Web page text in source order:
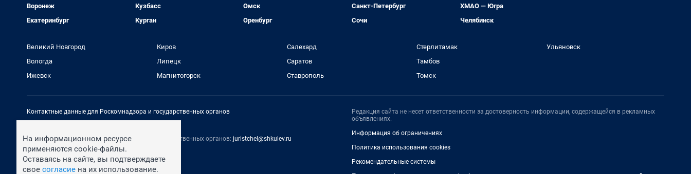
Воронеж
Екатеринбург
Кузбасс
Курган
Омск
Оренбург
Санкт-Петербург
Сочи
ХМАО — Югра
Челябинск
Великий Новгород
Вологда
Ижевск
Киров
Липецк
Магнитогорск
Салехард
Саратов
Ставрополь
Стерлитамак
Тамбов
Томск
Ульяновск
Контактные данные для Роскомнадзора и государственных органов
Контактные данные для Роскомнадзора и государственных органов: juristchel@shkulev.ru
Техподдержка: help@shkulev.ru
Редакция сайта не несет ответственности за достоверность информации, содержащейся в рекламных
объявлениях.
Информация об ограничениях
Политика использования cookies
Рекомендательные системы
На информационном ресурсе
применяются cookie-файлы.
Оставаясь на сайте, вы подтверждаете
свое согласие на их использование.